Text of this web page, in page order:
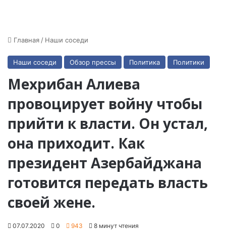
Главная / Наши соседи
Наши соседи Обзор прессы Политика Политики
Мехрибан Алиева
провоцирует войну чтобы
прийти к власти. Он устал,
она приходит. Как
президент Азербайджана
готовится передать власть
своей жене.
07.07.2020 0 943 8 минут чтения